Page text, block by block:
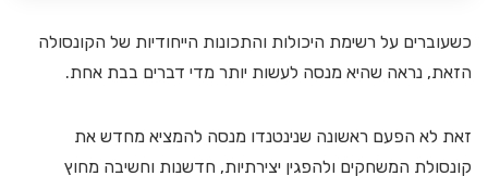
כשעוברים על רשימת היכולות והתכונות הייחודיות של הקונסולה
הזאת, נראה שהיא מנסה לעשות יותר מדי דברים בבת אחת.
זאת לא הפעם ראשונה שנינטנדו מנסה להמציא מחדש את
קונסולת המשחקים ולהפגין יצירתיות, חדשנות וחשיבה מחוץ